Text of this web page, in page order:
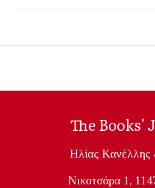
The Books'
Ηλίας
Nικοτσάρα 1,